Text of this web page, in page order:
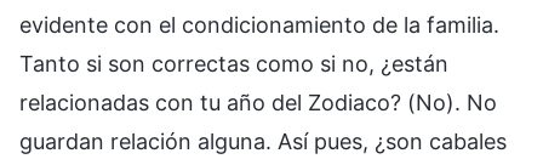
evidente con el condicionamiento de la familia.
Tanto si son correctas como si no, ¿están
relacionadas con tu año del Zodiaco? (No). No
guardan relación alguna. Así pues, ¿son cabales